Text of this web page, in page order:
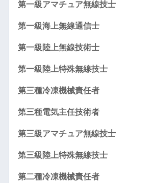
第一級アマチュア無線技士
第一級海上無線通信士
第一級陸上無線技術士
第一級陸上特殊無線技士
第三種冷凍機械責任者
第三種電気主任技術者
第三級アマチュア無線技士
第三級陸上特殊無線技士
第二種冷凍機械責任者